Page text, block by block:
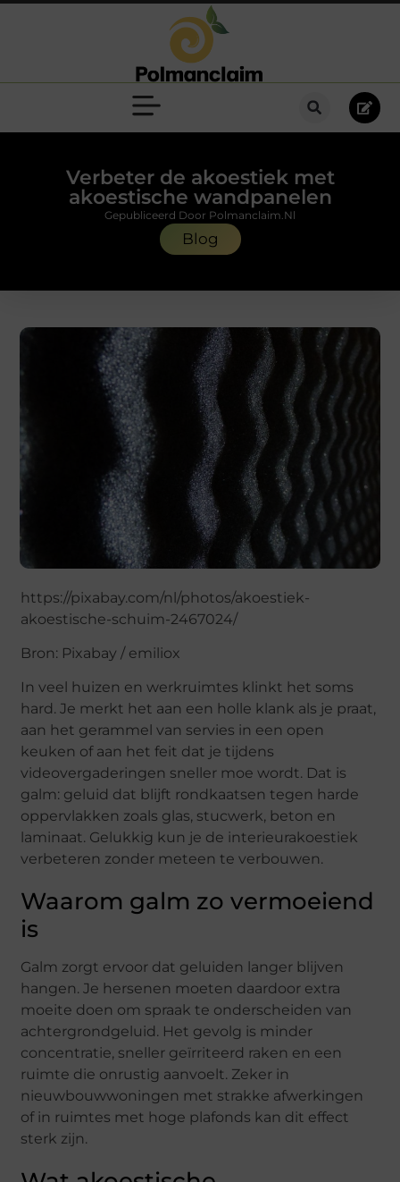
Verbeter de akoestiek met
akoestische wandpanelen
Blog
Gepubliceerd Door Polmanclaim.nl
https://pixabay.com/nl/photos/akoestiek-
akoestische-schuim-2467024/
Bron: Pixabay / emiliox
In veel huizen en werkruimtes klinkt het soms
hard. Je merkt het aan een holle klank als je praat,
aan het gerammel van servies in een open
keuken of aan het feit dat je tijdens
videovergaderingen sneller moe wordt. Dat is
galm: geluid dat blijft rondkaatsen tegen harde
oppervlakken zoals glas, stucwerk, beton en
laminaat. Gelukkig kun je de interieurakoestiek
verbeteren zonder meteen te verbouwen.
Waarom galm zo vermoeiend
is
Galm zorgt ervoor dat geluiden langer blijven
hangen. Je hersenen moeten daardoor extra
moeite doen om spraak te onderscheiden van
achtergrondgeluid. Het gevolg is minder
concentratie, sneller geïrriteerd raken en een
ruimte die onrustig aanvoelt. Zeker in
nieuwbouwwoningen met strakke afwerkingen
of in ruimtes met hoge plafonds kan dit effect
sterk zijn.